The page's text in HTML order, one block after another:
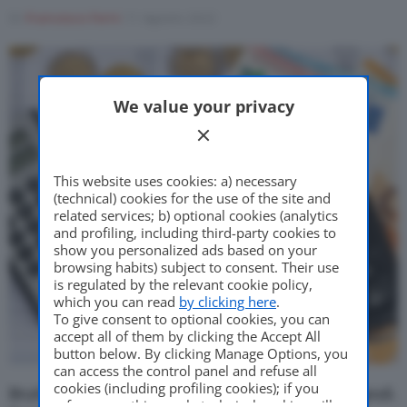
Motor Valley Fest
Brutte notizie per gli automobilisti emiliano-romagnoli.
We value your privacy
This website uses cookies: a) necessary
(technical) cookies for the use of the site and
related services; b) optional cookies (analytics
and profiling, including third-party cookies to
show you personalized ads based on your
browsing habits) subject to consent. Their use
is regulated by the relevant cookie policy,
which you can read by clicking here.
To give consent to optional cookies, you can
accept all of them by clicking the Accept All
button below. By clicking Manage Options, you
can access the control panel and refuse all
cookies (including profiling cookies); if you